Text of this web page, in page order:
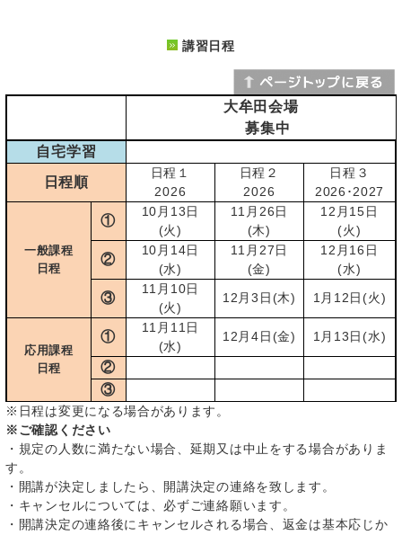
講習日程
大牟田会場
募集中
自宅学習
日程順
日程１
2026
日程２
2026
日程３
2026･2027
一般課程
日程
①
10月13日
(火)
11月26日
(木)
12月15日
(火)
②
10月14日
(水)
11月27日
(金)
12月16日
(水)
③
11月10日
(火)
12月3日(木) 1月12日(火)
応用課程
日程
①
11月11日
(水)
12月4日(金) 1月13日(水)
②
③
※日程は変更になる場合があります。
※ご確認ください
・規定の人数に満たない場合、延期又は中止をする場合がありま
す。
・開講が決定しましたら、開講決定の連絡を致します。
・キャンセルについては、必ずご連絡願います。
・開講決定の連絡後にキャンセルされる場合、返金は基本応じか